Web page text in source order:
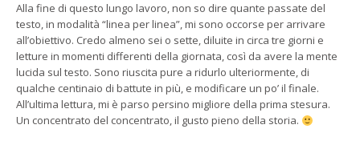
Alla fine di questo lungo lavoro, non so dire quante passate del
testo, in modalità “linea per linea”, mi sono occorse per arrivare
all’obiettivo. Credo almeno sei o sette, diluite in circa tre giorni e
letture in momenti differenti della giornata, così da avere la mente
lucida sul testo. Sono riuscita pure a ridurlo ulteriormente, di
qualche centinaio di battute in più, e modificare un po’ il finale.
All’ultima lettura, mi è parso persino migliore della prima stesura.
Un concentrato del concentrato, il gusto pieno della storia.